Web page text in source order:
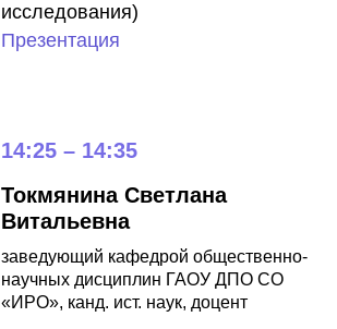
исследования)
Презентация
14:25 – 14:35
Токмянина Светлана
Витальевна
заведующий кафедрой общественно-
научных дисциплин ГАОУ ДПО СО
«ИРО», канд. ист. наук, доцент